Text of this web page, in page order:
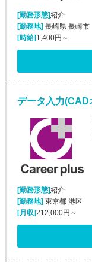
[勤務形態]紹介
[勤務地]長崎県 長崎市
[時給]1,400円～
[勤務形態]紹介
[勤務地]東京都 港区
[月収]212,000円～